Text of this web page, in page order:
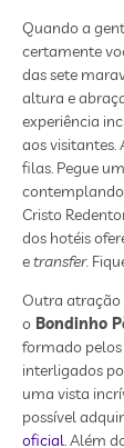
Quando a
certamente
das sete
altura e
experiência
aos visitantes.
filas. Pegue
Cristo
dos hotéis
etransfer.
Outra atração
o Bondinho
formado pelos
interligados
uma vista
possível
oficial.Além